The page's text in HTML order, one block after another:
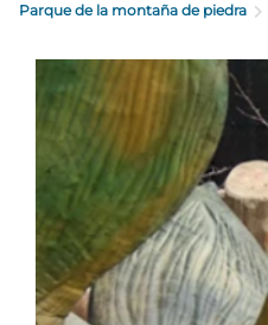
Parque de la montaña de piedra